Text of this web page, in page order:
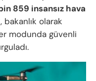
859 insansız hava
olarak
modunda güvenli